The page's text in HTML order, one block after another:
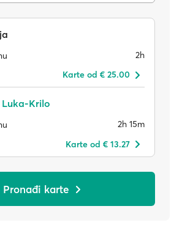
2h
Karte od € 25.00
Krilo
2h 15m
Karte od € 13.27
Pronađi karte